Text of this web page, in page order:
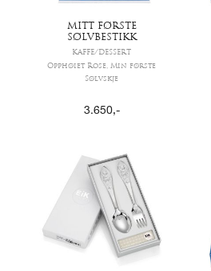
MITT FØRSTE
SØLVBESTIKK
KAFFE/DESSERT
Opphøiet Rose, Min første
Sølvskje
3.650,-